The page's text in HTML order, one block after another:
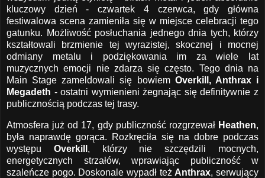
kluczowy dzień - czwartek 4 czerwca, gdy główna
festiwalowa scena zamieniła się w miejsce celebracji tego
gatunku. Możliwość posłuchania jednego dnia tych, którzy
kształtowali brzmienie tej wyrazistej, skocznej i mocnej
odmiany metalu i podziękowania im za wiele lat
muzycznych emocji nie zdarza się często. Tego dnia na
Main Stage zameldowali się bowiemOverkill, Anthrax i
Megadeth - ostatni wymienieni żegnając się definitywnie z
publicznością podczas tej trasy.
Atmosfera już od 17, gdy publiczność rozgrzewał Heathen,
była naprawdę gorąca. Rozkręciła się na dobre podczas
występu Overkill , którzy nie szczędzili mocnych,
energetycznych strzałów, wprawiając publiczność w
szaleńcze pogo. Doskonale wypadł też Anthrax, serwujący